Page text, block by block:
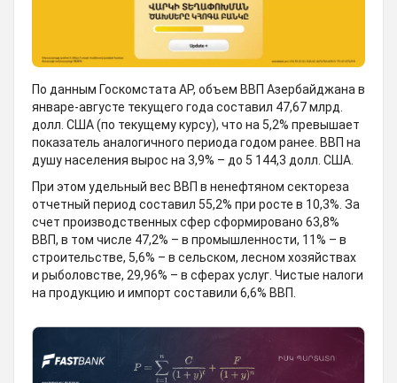
По данным Госкомстата АР, объем ВВП Азербайджана в
январе-августе текущего года составил 47,67 млрд.
долл. США (по текущему курсу), что на 5,2% превышает
показатель аналогичного периода годом ранее. ВВП на
душу населения вырос на 3,9% – до 5 144,3 долл. США.
При этом удельный вес ВВП в ненефтяном сектореза
отчетный период составил 55,2% при росте в 10,3%. За
счет производственных сфер сформировано 63,8%
ВВП, в том числе 47,2% – в промышленности, 11% – в
строительстве, 5,6% – в сельском, лесном хозяйствах
и рыболовстве, 29,96% – в сферах услуг. Чистые налоги
на продукцию и импорт составили 6,6% ВВП.